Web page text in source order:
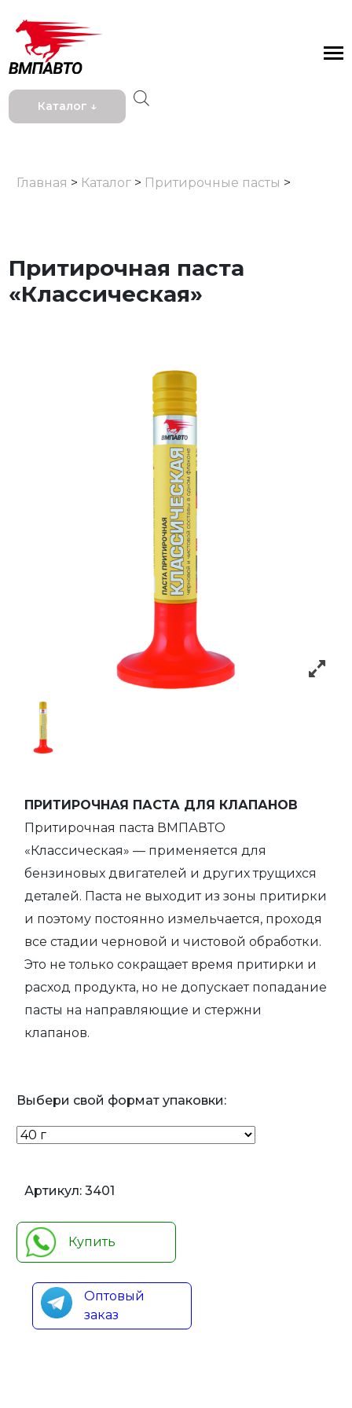
Каталог ↓
Главная > Каталог > Притирочные пасты >
Притирочная паста
«Классическая»
ПРИТИРОЧНАЯ ПАСТА ДЛЯ КЛАПАНОВ
Притирочная паста ВМПАВТО
«Классическая» — применяется для
бензиновых двигателей и других трущихся
деталей. Паста не выходит из зоны притирки
и поэтому постоянно измельчается, проходя
все стадии черновой и чистовой обработки.
Это не только сокращает время притирки и
расход продукта, но не допускает попадание
пасты на направляющие и стержни
клапанов.
Выбери свой формат упаковки:
Артикул:3401
Купить
Оптовый
заказ